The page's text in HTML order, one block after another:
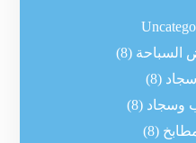
السباحة (8)
(8)
وسجاد (8)
(8)